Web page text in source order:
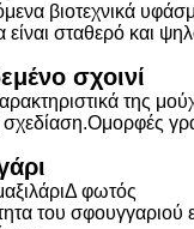
βιοτεχνικά
σταθερό και
σχοινί
της
σχεδίαση.Ομορφές
Δ φωτός
του σφουγγαριού